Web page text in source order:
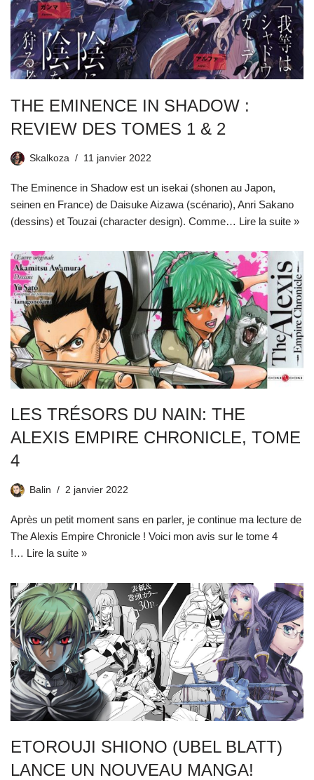
THE EMINENCE IN SHADOW :
REVIEW DES TOMES 1 & 2
Skalkoza 11 janvier 2022
The Eminence in Shadow est un isekai (shonen au Japon,
seinen en France) de Daisuke Aizawa (scénario), Anri Sakano
(dessins) et Touzai (character design). Comme… Lire la suite »
LES TRÉSORS DU NAIN: THE
ALEXIS EMPIRE CHRONICLE, TOME
4
Balin 2 janvier 2022
Après un petit moment sans en parler, je continue ma lecture de
The Alexis Empire Chronicle ! Voici mon avis sur le tome 4
!… Lire la suite »
ETOROUJI SHIONO (UBEL BLATT)
LANCE UN NOUVEAU MANGA!